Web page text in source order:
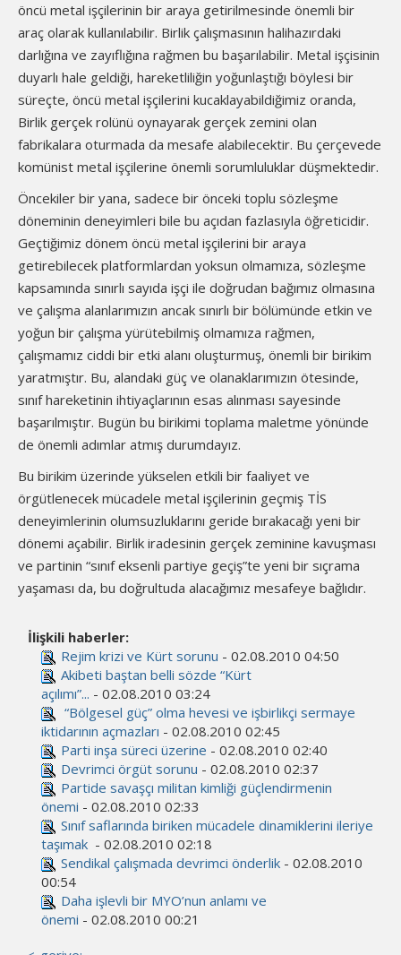
öncü metal işçilerinin bir araya getirilmesinde önemli bir
araç olarak kullanılabilir. Birlik çalışmasının halihazırdaki
darlığına ve zayıflığına rağmen bu başarılabilir. Metal işçisinin
duyarlı hale geldiği, hareketliliğin yoğunlaştığı böylesi bir
süreçte, öncü metal işçilerini kucaklayabildiğimiz oranda,
Birlik gerçek rolünü oynayarak gerçek zemini olan
fabrikalara oturmada da mesafe alabilecektir. Bu çerçevede
komünist metal işçilerine önemli sorumluluklar düşmektedir.
Öncekiler bir yana, sadece bir önceki toplu sözleşme
döneminin deneyimleri bile bu açıdan fazlasıyla öğreticidir.
Geçtiğimiz dönem öncü metal işçilerini bir araya
getirebilecek platformlardan yoksun olmamıza, sözleşme
kapsamında sınırlı sayıda işçi ile doğrudan bağımız olmasına
ve çalışma alanlarımızın ancak sınırlı bir bölümünde etkin ve
yoğun bir çalışma yürütebilmiş olmamıza rağmen,
çalışmamız ciddi bir etki alanı oluşturmuş, önemli bir birikim
yaratmıştır. Bu, alandaki güç ve olanaklarımızın ötesinde,
sınıf hareketinin ihtiyaçlarının esas alınması sayesinde
başarılmıştır. Bugün bu birikimi toplama maletme yönünde
de önemli adımlar atmış durumdayız.
Bu birikim üzerinde yükselen etkili bir faaliyet ve
örgütlenecek mücadele metal işçilerinin geçmiş TİS
deneyimlerinin olumsuzluklarını geride bırakacağı yeni bir
dönemi açabilir. Birlik iradesinin gerçek zeminine kavuşması
ve partinin “sınıf eksenli partiye geçiş”te yeni bir sıçrama
yaşaması da, bu doğrultuda alacağımız mesafeye bağlıdır.
İlişkili haberler:
Rejim krizi ve Kürt sorunu - 02.08.2010 04:50
Akibeti baştan belli sözde “Kürt
açılımı”... - 02.08.2010 03:24
“Bölgesel güç” olma hevesi ve işbirlikçi sermaye
iktidarının açmazları - 02.08.2010 02:45
Parti inşa süreci üzerine - 02.08.2010 02:40
Devrimci örgüt sorunu - 02.08.2010 02:37
Partide savaşçı militan kimliği güçlendirmenin
önemi - 02.08.2010 02:33
Sınıf saflarında biriken mücadele dinamiklerini ileriye
taşımak - 02.08.2010 02:18
Sendikal çalışmada devrimci önderlik - 02.08.2010
00:54
Daha işlevli bir MYO’nun anlamı ve
önemi - 02.08.2010 00:21